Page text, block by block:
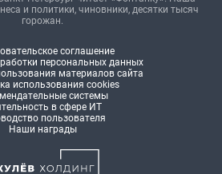
и политики, чиновники, десятки тысяч
горожан.
соглашение
персональных данных
материалов сайта
использования cookies
системы
в сфере ИТ
пользователя
Наши награды